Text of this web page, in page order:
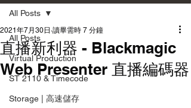
式
專
磁
碟
陣
列
專
列
All Posts
Virtual Production
ST 2110 & Timecode
Storage | 高速儲存
All Posts
直播新利器 - Blackmagic
Web Presenter 直播編碼器
2021年7月30日 讀畢需時 7 分鐘